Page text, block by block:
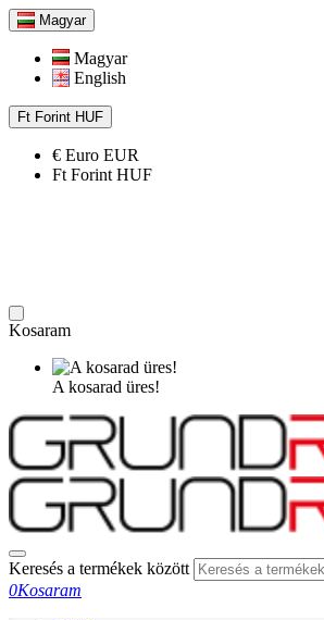
Magyar
Magyar
English
Ft Forint HUF
€ Euro EUR
Ft Forint HUF
Kosaram
A kosarad üres!
Keresés a termékek között
0Kosaram